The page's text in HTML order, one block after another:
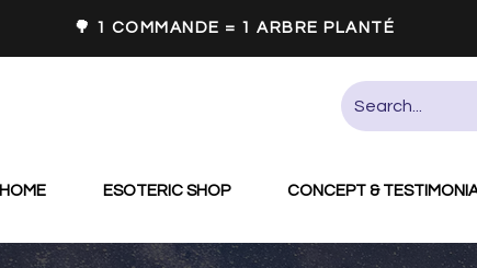
🌳 1 COMMANDE = 1 ARBRE PLANTÉ
HOME ESOTERIC SHOP CONCEPT &